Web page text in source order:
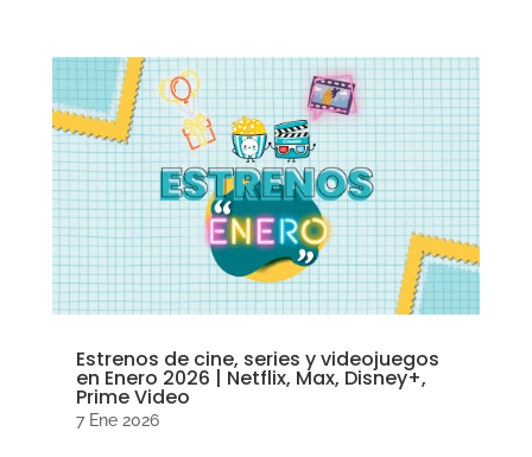
Estrenos de cine, series y videojuegos
en Enero 2026 | Netflix, Max, Disney+,
Prime Video
7 Ene 2026